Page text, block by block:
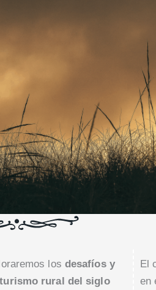
los desafíos y
rural del siglo
El
en